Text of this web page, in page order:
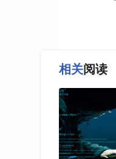
2022年
相关阅读